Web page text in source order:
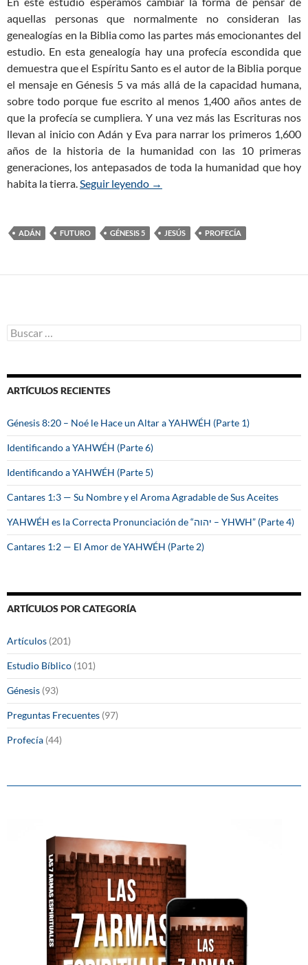
aquellas personas que normalmente no consideran las
genealogías en la Biblia como las partes más emocionantes del
estudio. En esta genealogía hay una profecía escondida que
demuestra que el Espíritu Santo es el autor de la Biblia porque
el mensaje en Génesis 5 va más allá de la capacidad humana,
sobre todo porque fue escrito al menos 1,400 años antes de
que la profecía se cumpliera. Y una vez más las Escrituras nos
llevan al inicio con Adán y Eva para narrar los primeros 1,600
años de la historia de la humanidad con las 10 primeras
generaciones, los antepasados de toda la humanidad que hoy
habita la tierra.Seguir leyendo Génesis 5 – Introducción y el
→
ADÁN FUTURO GÉNESIS 5 JESÚS PROFECÍA
B
u
a
r
ARTÍCULOS RECIENTES
Génesis 8:20 – Noé le Hace un Altar a YAHWÉH (Parte 1)
Identificando a YAHWÉH (Parte 6)
Identificando a YAHWÉH (Parte 5)
Cantares 1:3 — Su Nombre y el Aroma Agradable de Sus Aceites
YAHWÉH es la Correcta Pronunciación de “יהוה – YHWH” (Parte 4)
Cantares 1:2 — El Amor de YAHWÉH (Parte 2)
ARTÍCULOS POR CATEGORÍA
Artículos (201)
Estudio Bíblico (101)
Génesis (93)
Preguntas Frecuentes (97)
Profecía (44)